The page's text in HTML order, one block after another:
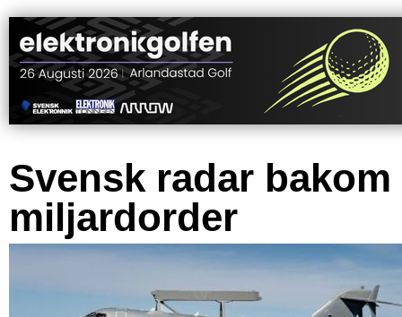
Svensk radar bakom
miljardorder